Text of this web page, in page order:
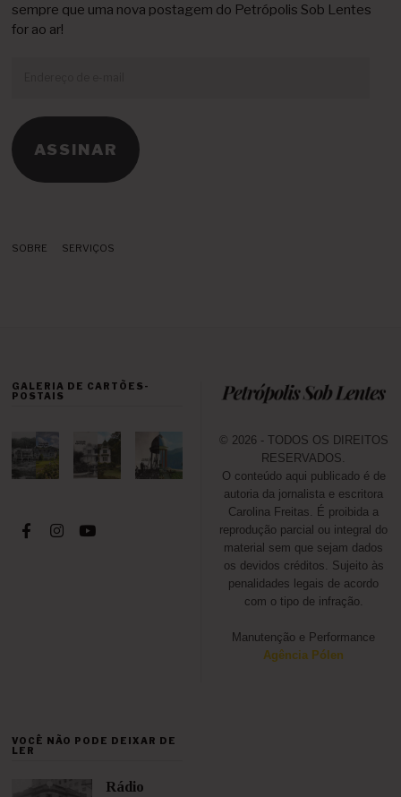
sempre que uma nova postagem do Petrópolis Sob Lentes
for ao ar!
mail
ASSINAR
SOBRE SERVIÇOS
GALERIA DE CARTÕES-
POSTAIS
© 2026 - TODOS OS DIREITOS
RESERVADOS.
O conteúdo aqui publicado é de
autoria da jornalista e escritora
Carolina Freitas. É proibida a
reprodução parcial ou integral do
material sem que sejam dados
os devidos créditos. Sujeito às
penalidades legais de acordo
com o tipo de infração.
Manutenção e Performance
Agência Pólen
VOCÊ NÃO PODE DEIXAR DE
LER
Rádio